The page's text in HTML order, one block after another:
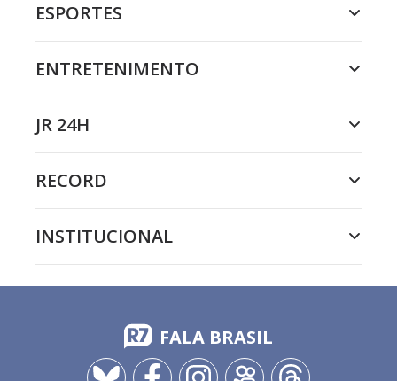
ESPORTES
ENTRETENIMENTO
JR 24H
RECORD
INSTITUCIONAL
FALA BRASIL